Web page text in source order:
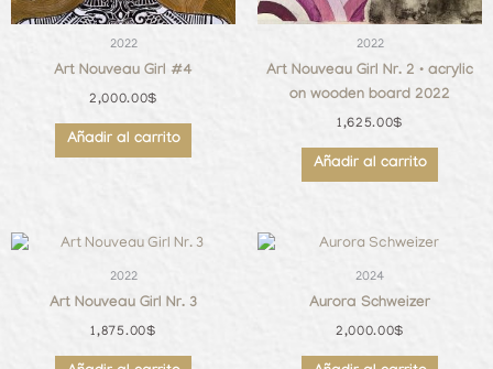
2022
Art Nouveau Girl #4
2,000.00$
Añadir al carrito
2022
Art Nouveau Girl Nr. 2 • acrylic
on wooden board 2022
1,625.00$
Añadir al carrito
2022
Art Nouveau Girl Nr. 3
1,875.00$
2024
Aurora Schweizer
2,000.00$